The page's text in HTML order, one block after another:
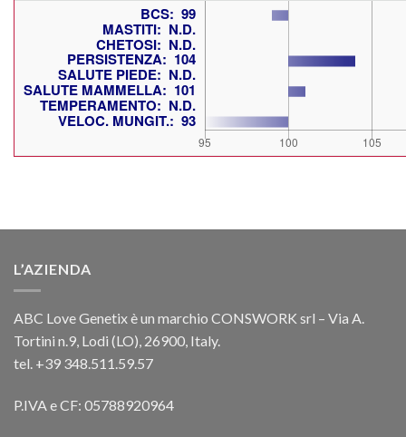
L’AZIENDA
ABC Love Genetix è un marchio CONSWORK srl – Via A.
Tortini n.9, Lodi (LO), 26900, Italy.
tel. +39 348.511.59.57
P.IVA e CF: 05788920964